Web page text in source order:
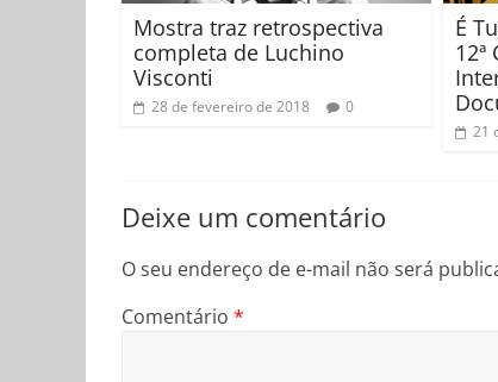
Mostra traz retrospectiva
completa de Luchino
Visconti
28 de fevereiro de 2018 0
É
12ª
21
Deixe um comentário
O seu endereço de e-mail não será
Comentário *